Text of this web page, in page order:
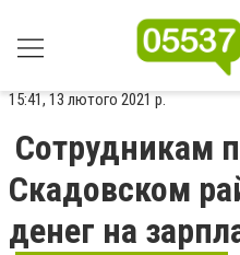
15:41, 13 лютого 2021 р.
Сотрудникам
Скадовском
денег на